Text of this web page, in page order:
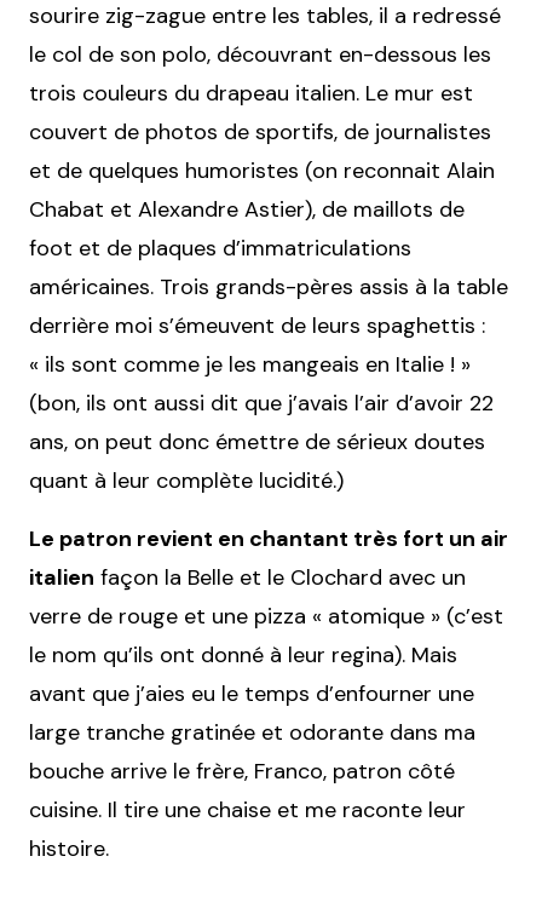
sourire zig-zague entre les tables, il a redressé
le col de son polo, découvrant en-dessous les
trois couleurs du drapeau italien. Le mur est
couvert de photos de sportifs, de journalistes
et de quelques humoristes (on reconnait Alain
Chabat et Alexandre Astier), de maillots de
foot et de plaques d’immatriculations
américaines. Trois grands-pères assis à la table
derrière moi s’émeuvent de leurs spaghettis :
« ils sont comme je les mangeais en Italie ! »
(bon, ils ont aussi dit que j’avais l’air d’avoir 22
ans, on peut donc émettre de sérieux doutes
quant à leur complète lucidité.)
Le patron revient en chantant très fort un air
italien façon la Belle et le Clochard avec un
verre de rouge et une pizza « atomique » (c’est
le nom qu’ils ont donné à leur regina). Mais
avant que j’aies eu le temps d’enfourner une
large tranche gratinée et odorante dans ma
bouche arrive le frère, Franco, patron côté
cuisine. Il tire une chaise et me raconte leur
histoire.